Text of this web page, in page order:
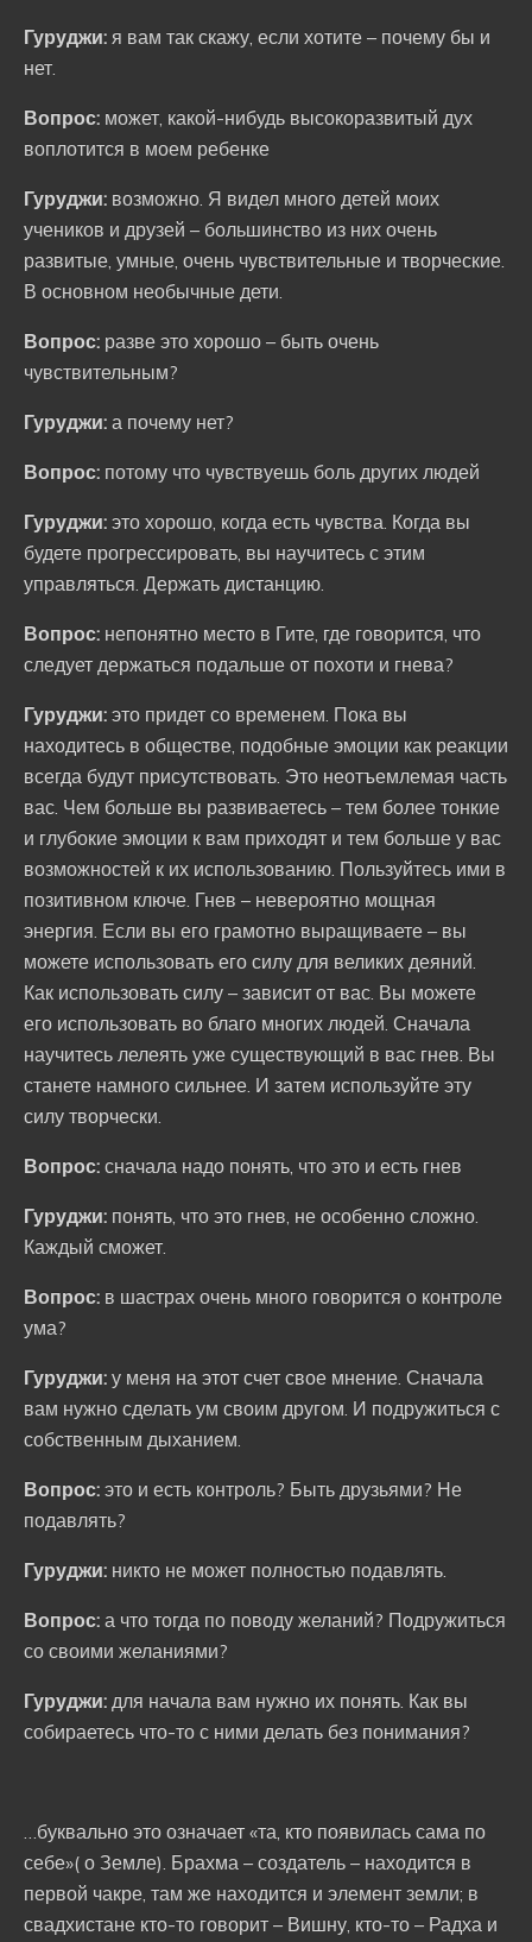
Гуруджи: я вам так скажу, если хотите – почему бы и
нет.
Вопрос: может, какой-нибудь высокоразвитый дух
воплотится в моем ребенке
Гуруджи: возможно. Я видел много детей моих
учеников и друзей – большинство из них очень
развитые, умные, очень чувствительные и творческие.
В основном необычные дети.
Вопрос: разве это хорошо – быть очень
чувствительным?
Гуруджи: а почему нет?
Вопрос: потому что чувствуешь боль других людей
Гуруджи: это хорошо, когда есть чувства. Когда вы
будете прогрессировать, вы научитесь с этим
управляться. Держать дистанцию.
Вопрос: непонятно место в Гите, где говорится, что
следует держаться подальше от похоти и гнева?
Гуруджи: это придет со временем. Пока вы
находитесь в обществе, подобные эмоции как реакции
всегда будут присутствовать. Это неотъемлемая часть
вас. Чем больше вы развиваетесь – тем более тонкие
и глубокие эмоции к вам приходят и тем больше у вас
возможностей к их использованию. Пользуйтесь ими в
позитивном ключе. Гнев – невероятно мощная
энергия. Если вы его грамотно выращиваете – вы
можете использовать его силу для великих деяний.
Как использовать силу – зависит от вас. Вы можете
его использовать во благо многих людей. Сначала
научитесь лелеять уже существующий в вас гнев. Вы
станете намного сильнее. И затем используйте эту
силу творчески.
Вопрос: сначала надо понять, что это и есть гнев
Гуруджи: понять, что это гнев, не особенно сложно.
Каждый сможет.
Вопрос: в шастрах очень много говорится о контроле
ума?
Гуруджи: у меня на этот счет свое мнение. Сначала
вам нужно сделать ум своим другом. И подружиться с
собственным дыханием.
Вопрос: это и есть контроль? Быть друзьями? Не
подавлять?
Гуруджи: никто не может полностью подавлять.
Вопрос: а что тогда по поводу желаний? Подружиться
со своими желаниями?
Гуруджи: для начала вам нужно их понять. Как вы
собираетесь что-то с ними делать без понимания?
…буквально это означает «та, кто появилась сама по
себе»( о Земле). Брахма – создатель – находится в
первой чакре, там же находится и элемент земли; в
свадхистане кто-то говорит – Вишну, кто-то – Радха и